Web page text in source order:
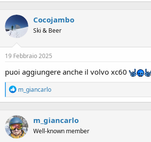
a
i
o
n
:
Cocojambo
Ski & Beer
19 Febbraio 2025
puoi aggiungere anche il volvo xc60
R
e
a
t
i
o
m_giancarlo
m_giancarlo
Well-known member